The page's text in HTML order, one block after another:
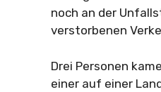
noch an der
verstorbenen
Drei Personen
einer auf einer